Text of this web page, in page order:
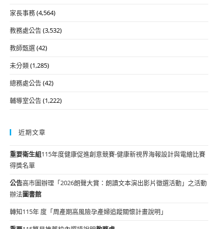
家長事務(4,564)
教務處公告(3,532)
教師甄選(42)
未分類(1,285)
總務處公告(42)
輔導室公告(1,222)
近期文章
重要衛生組115年度健康促進創意競賽-健康新視界海報設計與電繪比賽
得獎名單
公告高市圖辦理「2026朗聲大賞：朗讀文本演出影片徵選活動」之活動
辦法圖書館
轉知115年 度「周產期高風險孕產婦追蹤關懷計畫說明」